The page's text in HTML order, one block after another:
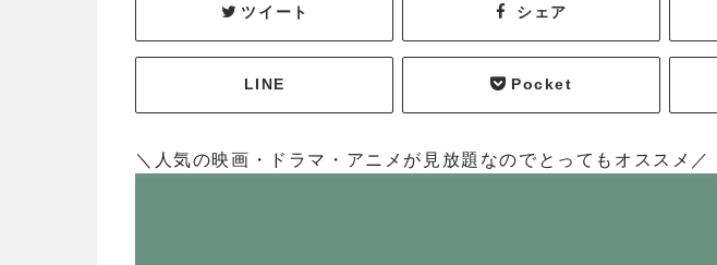
ツイート シェア
LINE Pocket
＼人気の映画・ドラマ・アニメが見放題なのでとってもオススメ／